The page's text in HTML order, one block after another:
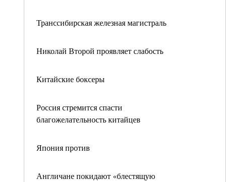
Транссибирская железная магистраль
Николай Второй проявляет слабость
Китайские боксеры
Россия стремится спасти
благожелательность китайцев
Япония против
Англичане покидают «блестящую